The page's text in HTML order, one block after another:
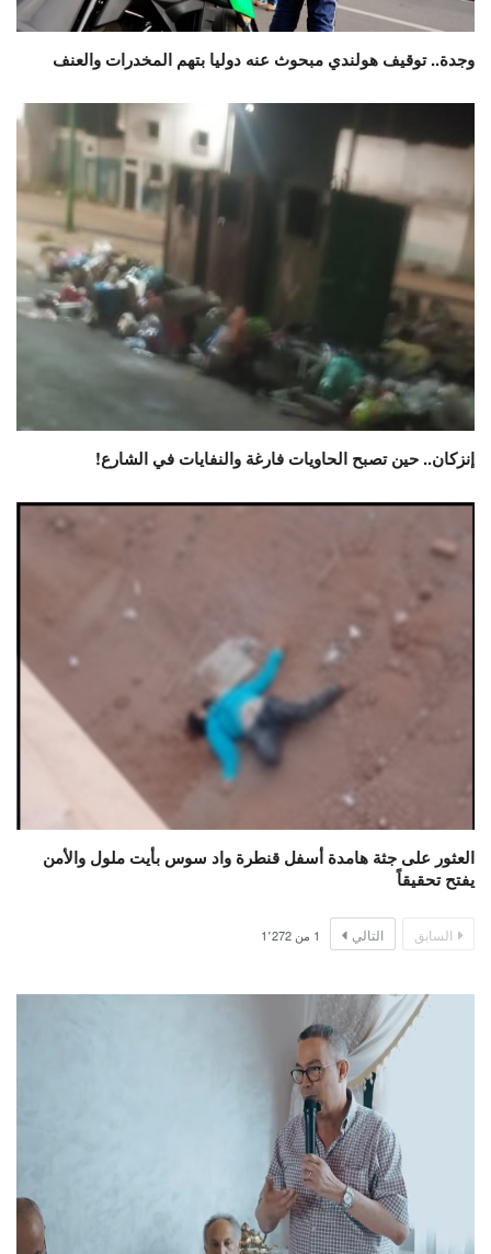
وجدة.. توقيف هولندي مبحوث عنه دوليا بتهم المخدرات والعنف
إنزكان.. حين تصبح الحاويات فارغة والنفايات في الشارع!
العثور على جثة هامدة أسفل قنطرة واد سوس بأيت ملول والأمن
يفتح تحقيقاً
السابق التالي 1 من 1٬272